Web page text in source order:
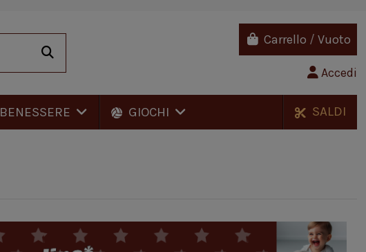
Carrello / Vuoto
Accedi
BENESSERE GIOCHI SALDI